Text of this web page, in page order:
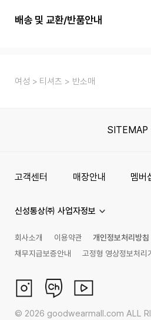
배송 및 교환/반품안내
여성 티셔츠 반소매
SITEMAP
고객센터 매장안내 멤버
신성통상㈜ 사업자정보
회사소개 이용약관
개인정보처리방침
채무지급보증안내
고정형 영상정보처리
© 2026 goodwearmall.com ALL